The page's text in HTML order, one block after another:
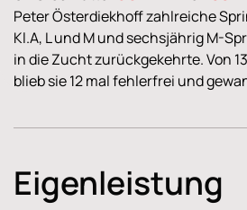
Peter Österdiekhoff zahlreiche
Kl.A, L und M und sechsjährig M-
in die Zucht zurückgekehrte. Von
blieb sie 12 mal fehlerfrei und
Eigenleistung